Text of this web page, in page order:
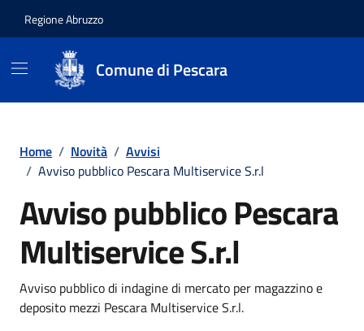
Regione Abruzzo
Comune di Pescara
Home / Novità / Avvisi
/ Avviso pubblico Pescara Multiservice S.r.l
Avviso pubblico Pescara
Multiservice S.r.l
Dettagli della notizia
Avviso pubblico di indagine di mercato per magazzino e
deposito mezzi Pescara Multiservice S.r.l.